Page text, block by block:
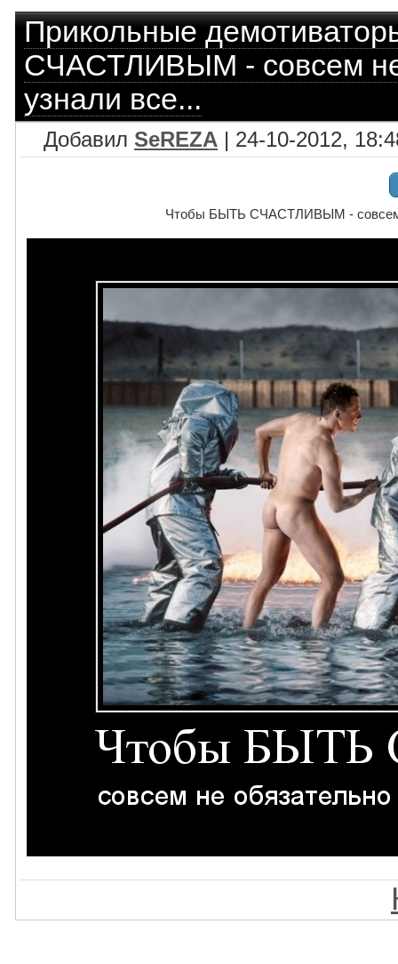
Прикольные
СЧАСТЛИВЫМ - совсем не
узнали все...
Добавил SeREZA | 24-10-2012,
Чтобы БЫТЬ СЧАСТЛИВЫМ - совсем